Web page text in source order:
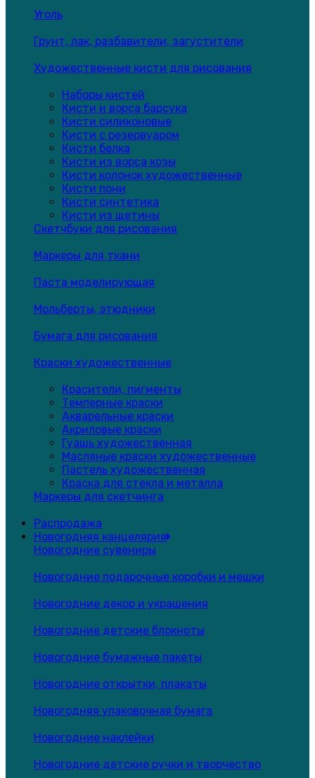
Уголь
Грунт, лак, разбавители, загустители
Художественные кисти для рисования
Наборы кистей
Кисти и ворса барсука
Кисти силиконовые
Кисти с резервуаром
Кисти белка
Кисти из ворса козы
Кисти колонок художественные
Кисти пони
Кисти синтетика
Кисти из щетины
Скетчбуки для рисования
Маркеры для ткани
Паста моделирующая
Мольберты, этюдники
Бумага для рисования
Краски художественные
Красители, пигменты
Темперные краски
Акварельные краски
Акриловые краски
Гуашь художественная
Масляные краски художественные
Пастель художественная
Краска для стекла и металла
Маркеры для скетчинга
Распродажа
Новогодняя канцелярия
Новогодние сувениры
Новогодние подарочные коробки и мешки
Новогодние декор и украшения
Новогодние детские блокноты
Новогодние бумажные пакеты
Новогодние открытки, плакаты
Новогодняя упаковочная бумага
Новогодние наклейки
Новогодние детские ручки и творчество